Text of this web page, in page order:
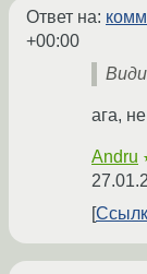
Ответ на:
+00:00
ага,
Andru